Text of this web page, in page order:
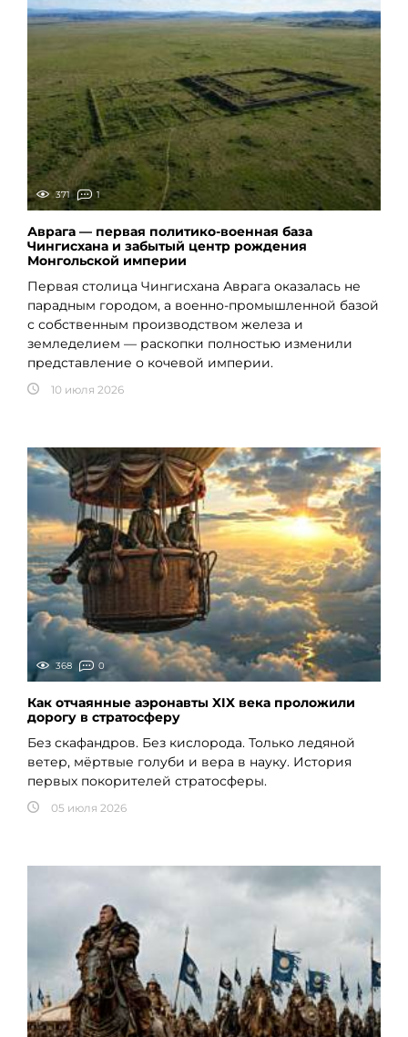
371 1
Аврага — первая политико-военная база
Чингисхана и забытый центр рождения
Монгольской империи
Первая столица Чингисхана Аврага оказалась не
парадным городом, а военно-промышленной базой
с собственным производством железа и
земледелием — раскопки полностью изменили
представление о кочевой империи.
10 июля 2026
368 0
Как отчаянные аэронавты XIX века проложили
дорогу в стратосферу
Без скафандров. Без кислорода. Только ледяной
ветер, мёртвые голуби и вера в науку. История
первых покорителей стратосферы.
05 июля 2026